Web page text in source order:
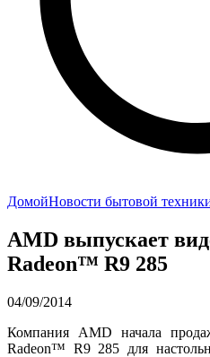
ДомойНовости бытовой
AMD выпускает
Radeon™ R9 285
04/09/2014
Компания AMD начала
Radeon™ R9 285 для